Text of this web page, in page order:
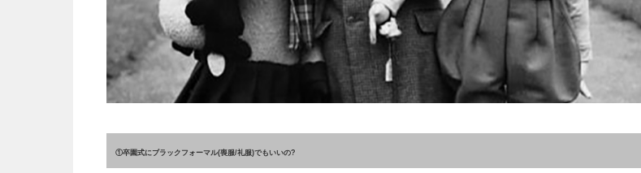
①卒園式にブラックフォーマル(喪服/礼服)でもいいの?